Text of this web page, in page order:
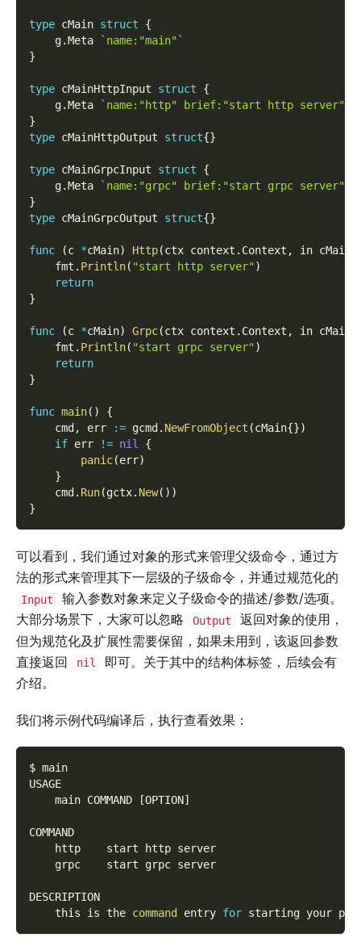
type cMain struct
{
    g
.Meta
`name:"main"`
}
type cMainHttpInput struct
{
    g
.Meta
`name:"http" brief:"start http server"`
}
type cMainHttpOutput struct{}
type cMainGrpcInput struct
{
    g
.Meta
`name:"grpc" brief:"start grpc server"`
}
type cMainGrpcOutput struct{}
func (c *cMain) Http(ctx context . Context ,
in
    fmt
. Println( "start http server")
return
}
func (c *cMain) Grpc(ctx context . Context ,
in
    fmt
. Println( "start grpc server")
return
}
func main( )
{
    cmd
, err := gcmd . NewFromObject (cMain{})
if err != nil
{
panic(err)
}
    cmd
. Run(gctx. New( ) )
}
可以看到，我们通过对象的形式来管理父级命令，通过方
法的形式来管理其下一层级的子级命令，并通过规范化的
Input
输入参数对象来定义子级命令的描述/参数/选项。
大部分场景下，大家可以忽略
Output
返回对象的使用，
但为规范化及扩展性需要保留，如果未用到，该返回参数
直接返回
nil
即可。关于其中的结构体标签，后续会有
介绍。
我们将示例代码编译后，执行查看效果：
$ main
USAGE
    main COMMAND
[OPTION]
COMMAND
    http    start http server
    grpc    start grpc server
DESCRIPTION
    this is the
command entry for starting your